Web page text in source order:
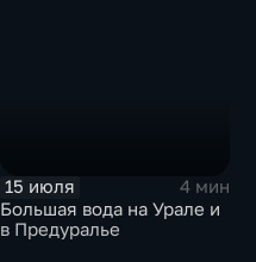
15 июля
4 мин
Большая вода на Урале и
в Предуралье